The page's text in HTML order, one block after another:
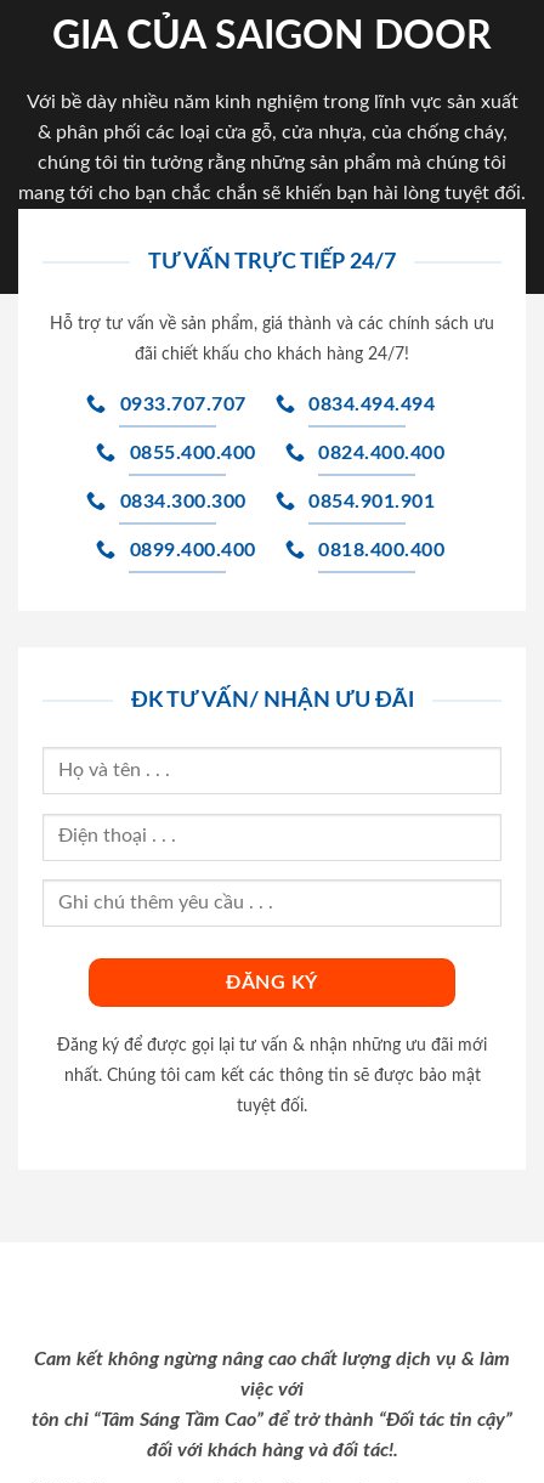
GIA CỦA SAIGON DOOR
Với bề dày nhiều năm kinh nghiệm trong lĩnh vực sản xuất
& phân phối các loại cửa gỗ, cửa nhựa, của chống cháy,
chúng tôi tin tưởng rằng những sản phẩm mà chúng tôi
mang tới cho bạn chắc chắn sẽ khiến bạn hài lòng tuyệt đối.
TƯ VẤN TRỰC TIẾP 24/7
Hỗ trợ tư vấn về sản phẩm, giá thành và các chính sách ưu
đãi chiết khấu cho khách hàng 24/7!
0933.707.707 0834.494.494
0855.400.400 0824.400.400
0834.300.300 0854.901.901
0899.400.400 0818.400.400
ĐK TƯ VẤN/ NHẬN ƯU ĐÃI
Đăng ký để được gọi lại tư vấn & nhận những ưu đãi mới
nhất. Chúng tôi cam kết các thông tin sẽ được bảo mật
tuyệt đối.
Cam kết không ngừng nâng cao chất lượng dịch vụ & làm
việc với
tôn chỉ “Tâm Sáng Tầm Cao” để trở thành “Đối tác tin cậy”
đối với khách hàng và đối tác!.